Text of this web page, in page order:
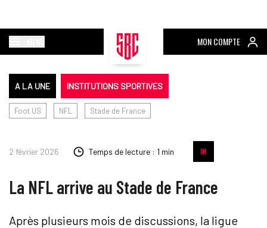
MON COMPTE
A LA UNE INSTITUTIONS SPORTIVES
Foot US NFL Stade de France
2 février 2026 Temps de lecture : 1 min
La NFL arrive au Stade de France
Après plusieurs mois de discussions, la ligue